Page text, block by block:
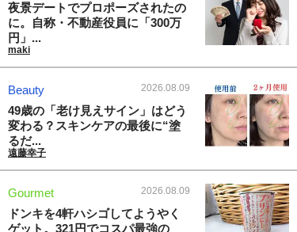
夜景デートでプロポーズされたの
に。自称・不動産役員に「300万
円」...
maki
Beauty 2026.08.09
49歳の「老け見えサイン」はどう
変わる？スキンケアの最後に“塗
るだ...
遠藤幸子
Gourmet 2026.08.09
ドンキを4軒ハシゴしてようやく
ゲット。321円でコスパ最強の